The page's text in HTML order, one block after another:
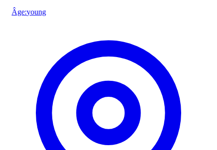
Âge:young